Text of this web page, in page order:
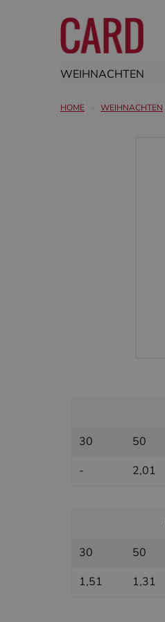
WEIHNACHTEN
HOME WEIHNACHTEN
30
50
-
2,01
30
50
1,51
1,31